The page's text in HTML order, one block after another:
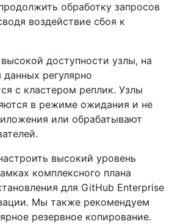
обработку запросов
воздействие сбоя к
доступности узлы, на
регулярно
с кластером реплик. Узлы
в режиме ожидания и не
или обрабатывают
высокий уровень
комплексного плана
для GitHub Enterprise
Мы также рекомендуем
резервное копирование.